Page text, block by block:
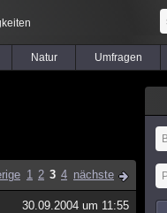
Natur Umfragen
1 2 3 4 nächste
30.09.2004 um 11:55